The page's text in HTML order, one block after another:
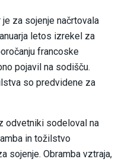
za sojenje načrtovala
letos izrekel za
francoske
pojavil na sodišču.
so predvidene za
odvetniki sodeloval na
in tožilstvo
sojenje. Obramba vztraja,